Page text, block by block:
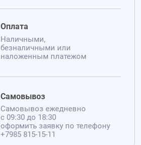
Оплата
Наличными,
безналичными или
наложенным платежом
Самовывоз
Самовывоз ежедневно
с 09:30 до 18:30
оформить заявку по телефону
+7985 815-15-11